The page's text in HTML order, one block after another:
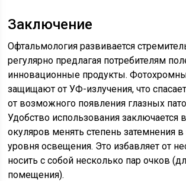
Заключение
Офтальмология развивается
регулярно предлагая потребителям
инновационные продукты.
защищают от УФ-излучения, что
от возможного появления глазных
Удобство использования заключается
окуляров менять степень затемнения
уровня освещения. Это избавляет от
носить с собой несколько пар очков
помещения).